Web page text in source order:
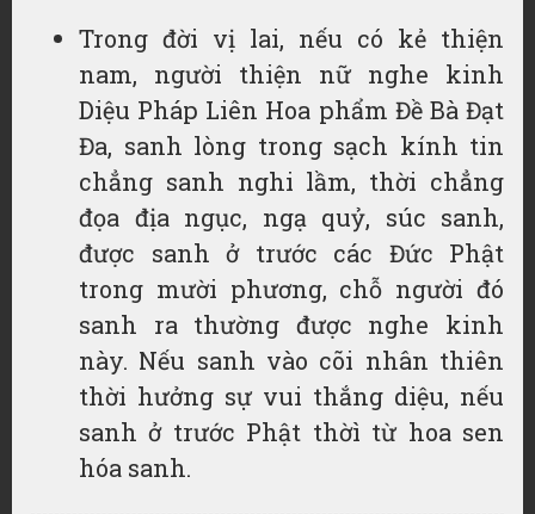
Trong đời vị lai, nếu có kẻ thiện
nam, người thiện nữ nghe kinh
Diệu Pháp Liên Hoa phẩm Đề Bà Đạt
Đa, sanh lòng trong sạch kính tin
chẳng sanh nghi lầm, thời chẳng
đọa địa ngục, ngạ quỷ, súc sanh,
được sanh ở trước các Đức Phật
trong mười phương, chỗ người đó
sanh ra thường được nghe kinh
này. Nếu sanh vào cõi nhân thiên
thời hưởng sự vui thắng diệu, nếu
sanh ở trước Phật thờì từ hoa sen
hóa sanh.